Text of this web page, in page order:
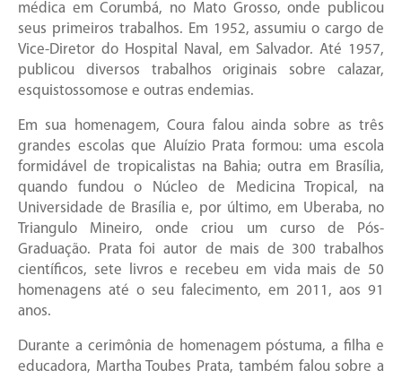
médica em Corumbá, no Mato Grosso, onde publicou
seus primeiros trabalhos. Em 1952, assumiu o cargo de
Vice-Diretor do Hospital Naval, em Salvador. Até 1957,
publicou diversos trabalhos originais sobre calazar,
esquistossomose e outras endemias.
Em sua homenagem, Coura falou ainda sobre as três
grandes escolas que Aluízio Prata formou: uma escola
formidável de tropicalistas na Bahia; outra em Brasília,
quando fundou o Núcleo de Medicina Tropical, na
Universidade de Brasília e, por último, em Uberaba, no
Triangulo Mineiro, onde criou um curso de Pós-
Graduação. Prata foi autor de mais de 300 trabalhos
científicos, sete livros e recebeu em vida mais de 50
homenagens até o seu falecimento, em 2011, aos 91
anos.
Durante a cerimônia de homenagem póstuma, a filha e
educadora, Martha Toubes Prata, também falou sobre a